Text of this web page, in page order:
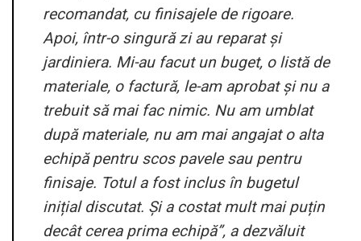
recomandat, cu finisajele de rigoare.
Apoi, într-o singură zi au reparat și
jardiniera. Mi-au facut un buget, o listă de
materiale, o factură, le-am aprobat și nu a
trebuit să mai fac nimic. Nu am umblat
după materiale, nu am mai angajat o alta
echipă pentru scos pavele sau pentru
finisaje. Totul a fost inclus în bugetul
inițial discutat. Și a costat mult mai puțin
decât cerea prima echipă”, a dezvăluit